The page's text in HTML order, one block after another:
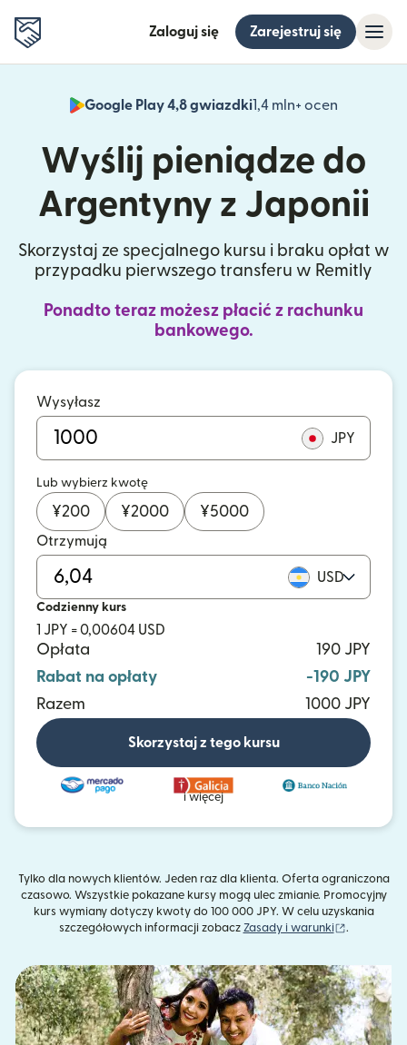
Zaloguj się Zarejestruj się
Google Play 4,8 gwiazdki1,4 mln+ ocen
(otwiera
Wyślij pieniądze do
Argentyny z Japonii
Skorzystaj ze specjalnego kursu i braku opłat w
przypadku pierwszego transferu w Remitly
Ponadto teraz możesz płacić z rachunku
bankowego.
Wysyłasz
JPY
Lub wybierz kwotę
¥200 ¥2000 ¥5000
Otrzymują
USD
Codzienny kurs
1 JPY = 0,00604 USD
Opłata
190 JPY
Rabat na opłaty
-190 JPY
Razem
1000 JPY
Skorzystaj z tego kursu
i więcej
Tylko dla nowych klientów. Jeden raz dla klienta. Oferta ograniczona
czasowo. Wszystkie pokazane kursy mogą ulec zmianie. Promocyjny
kurs wymiany dotyczy kwoty do 100 000 JPY. W celu uzyskania
szczegółowych informacji zobacz Zasady i warunki (otwiera
.